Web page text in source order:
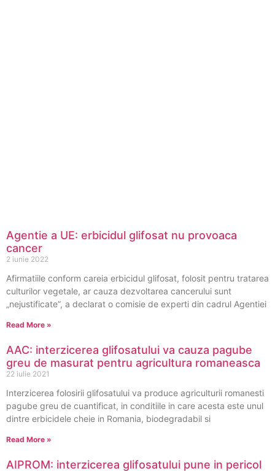
Agentie a UE: erbicidul glifosat nu provoaca
cancer
2 iunie 2022
Afirmatiile conform careia erbicidul glifosat, folosit pentru tratarea
culturilor vegetale, ar cauza dezvoltarea cancerului sunt
„nejustificate”, a declarat o comisie de experti din cadrul Agentiei
Read More »
AAC: interzicerea glifosatului va cauza pagube
greu de masurat pentru agricultura romaneasca
22 iulie 2021
Interzicerea folosirii glifosatului va produce agriculturii romanesti
pagube greu de cuantificat, in conditiile in care acesta este unul
dintre erbicidele cheie in Romania, biodegradabil si
Read More »
AIPROM: interzicerea glifosatului pune in pericol